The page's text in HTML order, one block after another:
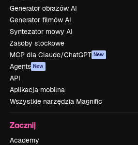
Generator obrazów AI
Generator filmów AI
Syntezator mowy AI
Zasoby stockowe
MCP dla Claude/ChatGPT New
Agents New
API
Aplikacja mobilna
Wszystkie narzędzia Magnific
Zacznij
Academy